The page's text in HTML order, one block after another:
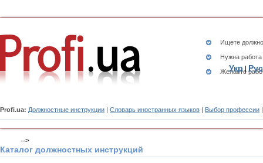
Ищете
Нужна
Желаете
Profi.ua: Должностные инструкции | Словарь иностранных языков | Выбор профессии
Укр| Рус
-->
Каталог должностных инструкций